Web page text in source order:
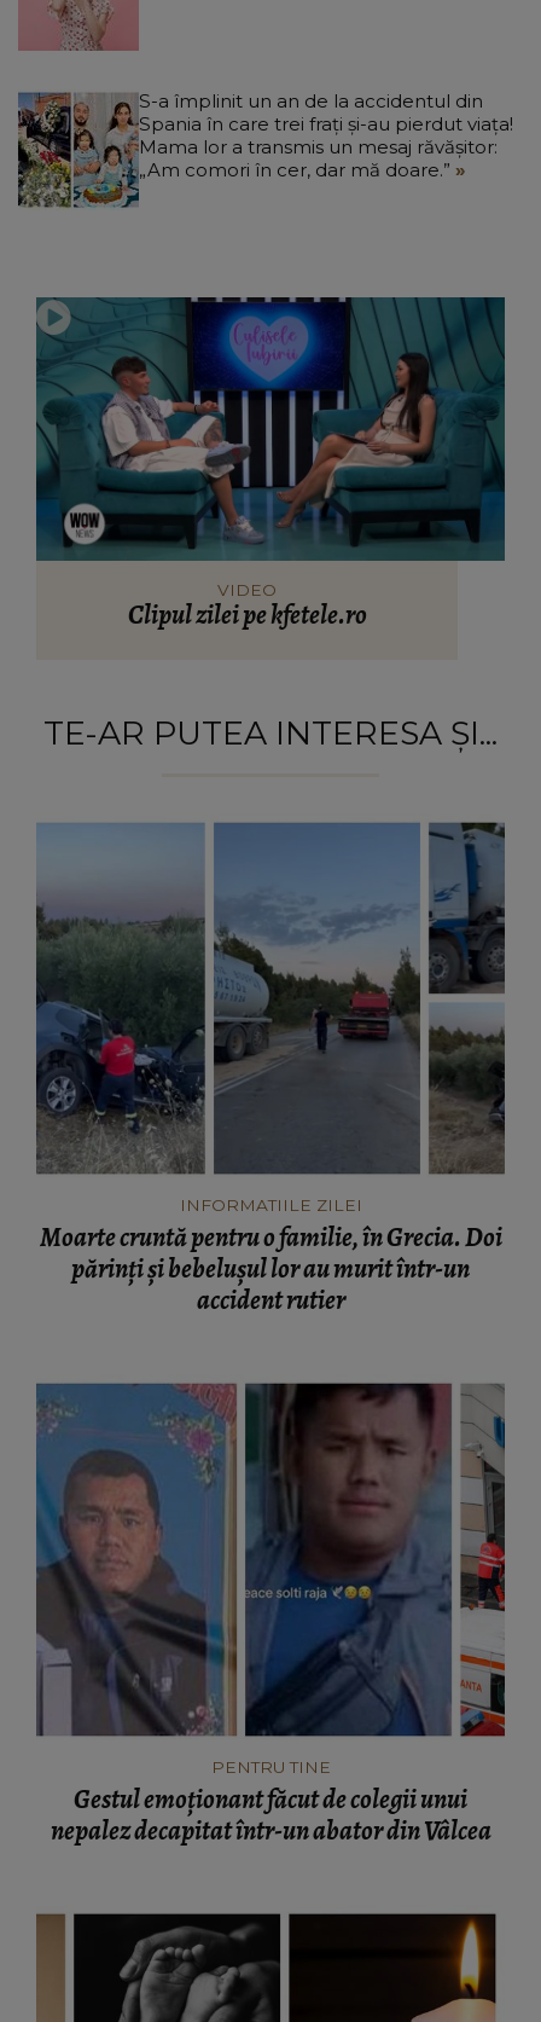
S-a împlinit un an de la accidentul din
Spania în care trei frați și-au pierdut viața!
Mama lor a transmis un mesaj răvășitor:
„Am comori în cer, dar mă doare.”
VIDEO
Clipul zilei pe kfetele.ro
TE-AR PUTEA INTERESA ȘI...
INFORMATIILE ZILEI
Moarte cruntă pentru o familie, în Grecia. Doi
părinți și bebelușul lor au murit într-un
accident rutier
PENTRU TINE
Gestul emoționant făcut de colegii unui
nepalez decapitat într-un abator din Vâlcea